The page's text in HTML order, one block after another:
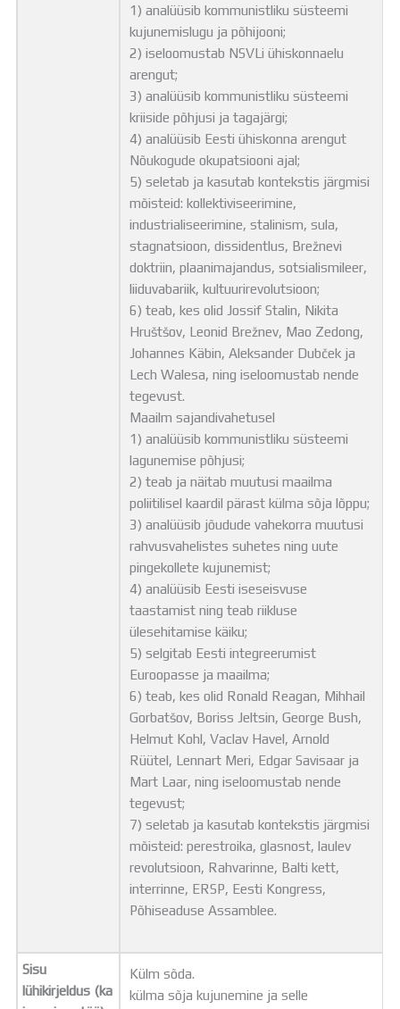
1) analüüsib kommunistliku süsteemi
kujunemislugu ja põhijooni;
2) iseloomustab NSVLi ühiskonnaelu
arengut;
3) analüüsib kommunistliku süsteemi
kriiside põhjusi ja tagajärgi;
4) analüüsib Eesti ühiskonna arengut
Nõukogude okupatsiooni ajal;
5) seletab ja kasutab kontekstis järgmisi
mõisteid: kollektiviseerimine,
industrialiseerimine, stalinism, sula,
stagnatsioon, dissidentlus, Brežnevi
doktriin, plaanimajandus, sotsialismileer,
liiduvabariik, kultuurirevolutsioon;
6) teab, kes olid Jossif Stalin, Nikita
Hruštšov, Leonid Brežnev, Mao Zedong,
Johannes Käbin, Aleksander Dubček ja
Lech Walesa, ning iseloomustab nende
tegevust.
Maailm sajandivahetusel
1) analüüsib kommunistliku süsteemi
lagunemise põhjusi;
2) teab ja näitab muutusi maailma
poliitilisel kaardil pärast külma sõja lõppu;
3) analüüsib jõudude vahekorra muutusi
rahvusvahelistes suhetes ning uute
pingekollete kujunemist;
4) analüüsib Eesti iseseisvuse
taastamist ning teab riikluse
ülesehitamise käiku;
5) selgitab Eesti integreerumist
Euroopasse ja maailma;
6) teab, kes olid Ronald Reagan, Mihhail
Gorbatšov, Boriss Jeltsin, George Bush,
Helmut Kohl, Vaclav Havel, Arnold
Rüütel, Lennart Meri, Edgar Savisaar ja
Mart Laar, ning iseloomustab nende
tegevust;
7) seletab ja kasutab kontekstis järgmisi
mõisteid: perestroika, glasnost, laulev
revolutsioon, Rahvarinne, Balti kett,
interrinne, ERSP, Eesti Kongress,
Põhiseaduse Assamblee.
Sisu
lühikirjeldus (ka
Külm sõda.
külma sõja kujunemine ja selle